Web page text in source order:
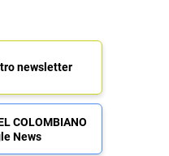
newsletter
COLOMBIANO
News